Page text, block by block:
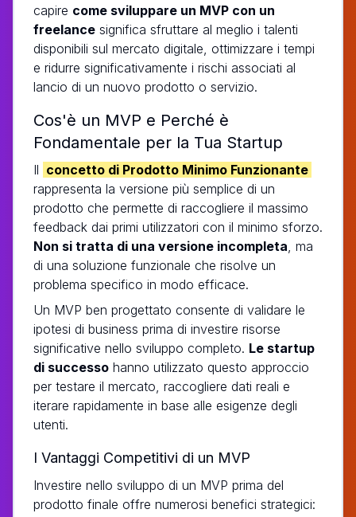
capire come sviluppare un MVP con un
freelance significa sfruttare al meglio i talenti
disponibili sul mercato digitale, ottimizzare i tempi
e ridurre significativamente i rischi associati al
lancio di un nuovo prodotto o servizio.
Cos'è un MVP e Perché è
Fondamentale per la Tua Startup
Il concetto di Prodotto Minimo Funzionante
rappresenta la versione più semplice di un
prodotto che permette di raccogliere il massimo
feedback dai primi utilizzatori con il minimo sforzo.
Non si tratta di una versione incompleta , ma
di una soluzione funzionale che risolve un
problema specifico in modo efficace.
Un MVP ben progettato consente di validare le
ipotesi di business prima di investire risorse
significative nello sviluppo completo. Le startup
di successo hanno utilizzato questo approccio
per testare il mercato, raccogliere dati reali e
iterare rapidamente in base alle esigenze degli
utenti.
I Vantaggi Competitivi di un MVP
Investire nello sviluppo di un MVP prima del
prodotto finale offre numerosi benefici strategici: